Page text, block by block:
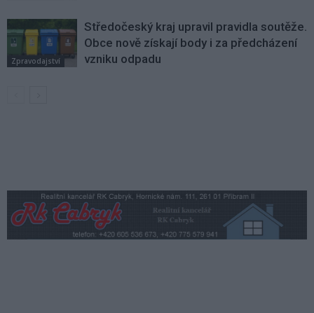
Zpravodajství
Středočeský kraj upravil pravidla soutěže.
Obce nově získají body i za předcházení
vzniku odpadu